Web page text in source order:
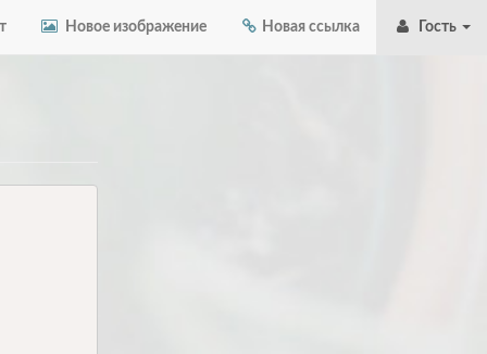
Новое изображение Новая ссылка Гость